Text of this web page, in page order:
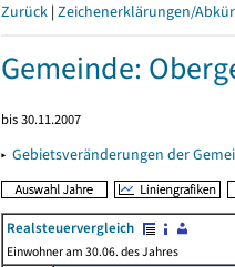
Zurück | Zeichenerklärungen/
Gemeinde:
bis 30.11.2007
▸ Gebietsveränderungen der
Realsteuervergleich
Einwohner am 30.06. des Jahres